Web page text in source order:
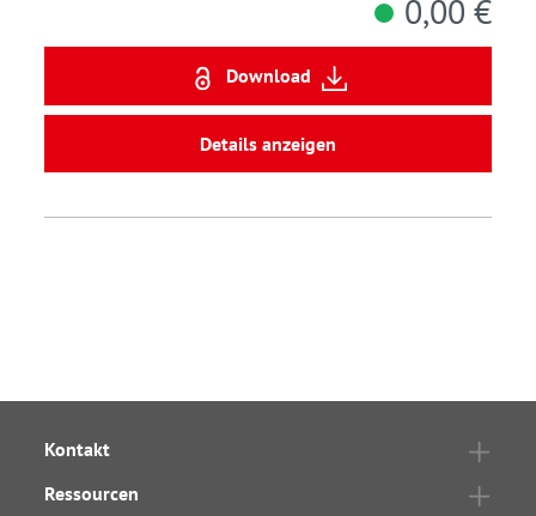
0,00 €
Download
Details anzeigen
Kontakt
Ressourcen